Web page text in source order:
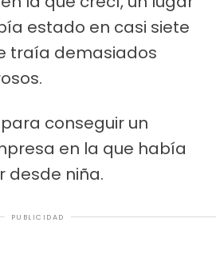
estado en casi siete
traía demasiados
conseguir un
en la que había
desde niña.
PUBLICIDAD